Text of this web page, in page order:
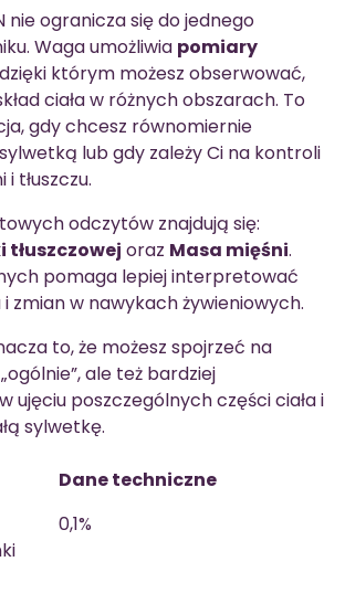
nie ogranicza się do jednego
Waga umożliwia pomiary
którym możesz obserwować,
ciała w różnych obszarach. To
gdy chcesz równomiernie
lub gdy zależy Ci na kontroli
tłuszczu.
odczytów znajdują się:
oraz Masa mięśni.
pomaga lepiej interpretować
zmian w nawykach żywieniowych.
to, że możesz spojrzeć na
ale też bardziej
ujęciu poszczególnych części ciała i
sylwetkę.
Dane techniczne
0,1%